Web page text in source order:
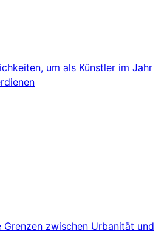
um als Künstler im Jahr
Grenzen zwischen Urbanität und